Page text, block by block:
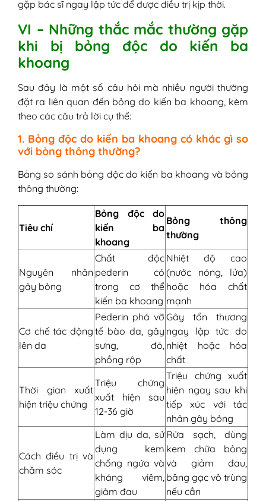
gặp bác sĩ ngay lập tức để được điều trị kịp thời.
VI – Những thắc mắc thường gặp
khi bị bỏng độc do kiến ba
khoang
Sau đây là một số câu hỏi mà nhiều người thường
đặt ra liên quan đến bỏng do kiến ba khoang, kèm
theo các câu trả lời cụ thể:
1. Bỏng độc do kiến ba khoang có khác gì so
với bỏng thông thường?
Bảng so sánh bỏng độc do kiến ba khoang và bỏng
thông thường:
Tiêu chí
Bỏng độc do
kiến ba
khoang
Bỏng thông
thường
Nguyên nhân
gây bỏng
Chất độc
pederin có
trong cơ thể
kiến ba khoang
Nhiệt độ cao
(nước nóng, lửa)
hoặc hóa chất
mạnh
Cơ chế tác động
lên da
Pederin phá vỡ
tế bào da, gây
sưng, đỏ,
phồng rộp
Gây tổn thương
ngay lập tức do
nhiệt hoặc hóa
chất
Thời gian xuất
hiện triệu chứng
Triệu chứng
xuất hiện sau
12-36 giờ
Triệu chứng xuất
hiện ngay sau khi
tiếp xúc với tác
nhân gây bỏng
Cách điều trị và
chăm sóc
Làm dịu da, sử
dụng kem
chống ngứa và
kháng viêm,
giảm đau
Rửa sạch, dùng
kem chữa bỏng
và giảm đau,
băng gạc vô trùng
nếu cần